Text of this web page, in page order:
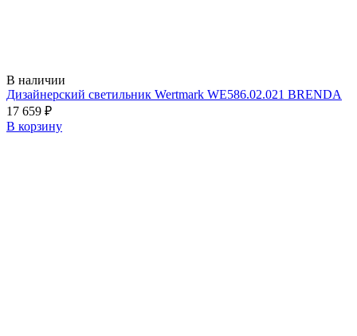
В наличии
Дизайнерский светильник Wertmark WE586.02.021 BRENDA
17 659 ₽
В корзину